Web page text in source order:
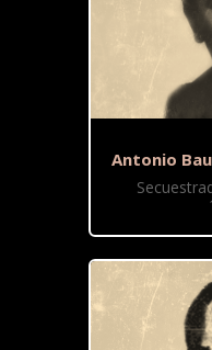
Antonio